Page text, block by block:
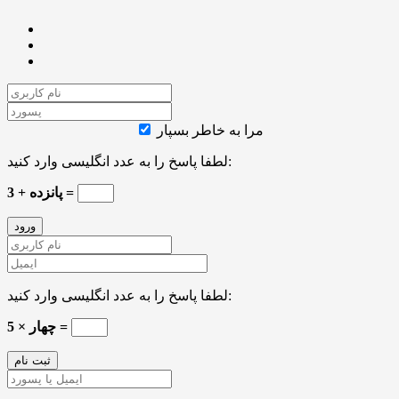
مرا به خاطر بسپار
لطفا پاسخ را به عدد انگلیسی وارد کنید:
پانزده + 3 =
لطفا پاسخ را به عدد انگلیسی وارد کنید:
5 × چهار =